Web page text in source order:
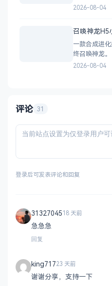
盲盒系统源
建。 核心功能 会员系统：自定
员等级
2026-08-04
召唤神龙H5
一款合成进
终召唤神龙
双版本可选
2026-08-04
评论 31
登录后可发表评论和回复
3132704518 天前
急急急
回复
king71723 天前
谢谢分享，支持一下